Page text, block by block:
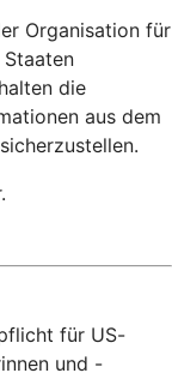
Organisation für
die
aus dem
für US-
und -